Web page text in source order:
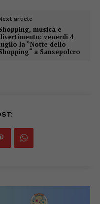
article
musica e
venerdi 4
la “Notte dello
a Sansepolcro